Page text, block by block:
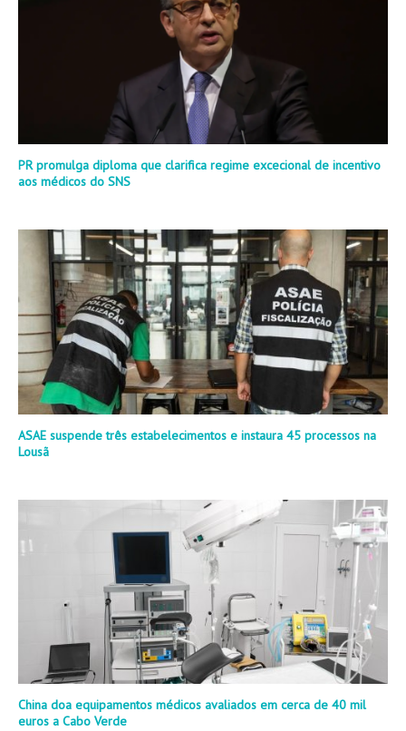
PR promulga diploma que clarifica regime excecional de incentivo
aos médicos do SNS
ASAE suspende três estabelecimentos e instaura 45 processos na
Lousã
China doa equipamentos médicos avaliados em cerca de 40 mil
euros a Cabo Verde